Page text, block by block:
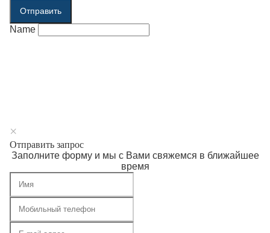
Отправить
Name
×
Отправить запрос
Заполните форму и мы с Вами свяжемся в ближайшее
время